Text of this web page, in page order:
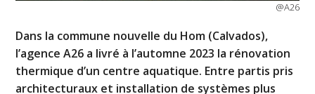
@A26
Dans la commune nouvelle du Hom (Calvados),
l’agence A26 a livré à l’automne 2023 la rénovation
thermique d’un centre aquatique. Entre partis pris
architecturaux et installation de systèmes plus